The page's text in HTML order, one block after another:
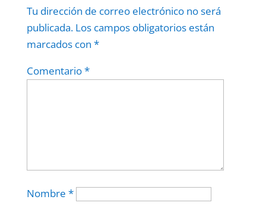
Tu dirección de correo electrónico no será
publicada. Los campos obligatorios están
marcados con *
Comentario*
Nombre *